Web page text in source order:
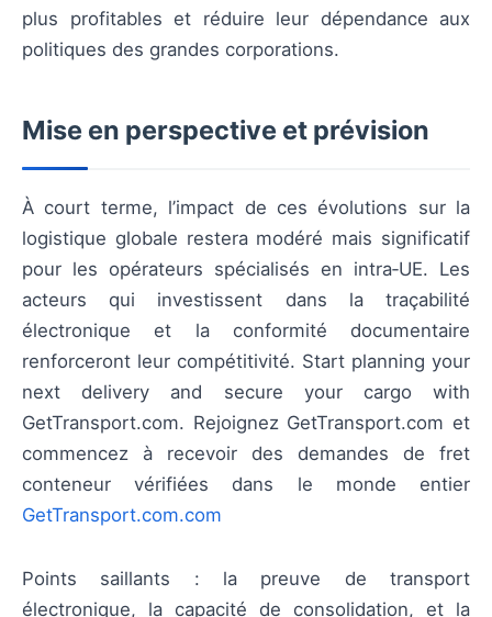
plus profitables et réduire leur dépendance aux
politiques des grandes corporations.
Mise en perspective et prévision
À court terme, l’impact de ces évolutions sur la
logistique globale restera modéré mais significatif
pour les opérateurs spécialisés en intra‑UE. Les
acteurs qui investissent dans la traçabilité
électronique et la conformité documentaire
renforceront leur compétitivité. Start planning your
next delivery and secure your cargo with
GetTransport.com. Rejoignez GetTransport.com et
commencez à recevoir des demandes de fret
conteneur vérifiées dans le monde entier
GetTransport.com.com
Points saillants : la preuve de transport
électronique, la capacité de consolidation, et la